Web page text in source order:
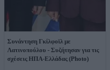
Συνάντηση Γκίλφοϊλ με
Λατινοπούλου - Συζήτησαν για τις
σχέσεις ΗΠΑ-Ελλάδας (Photo)